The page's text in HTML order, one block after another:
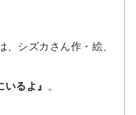
、シズカさん作・絵、
るよ』
。